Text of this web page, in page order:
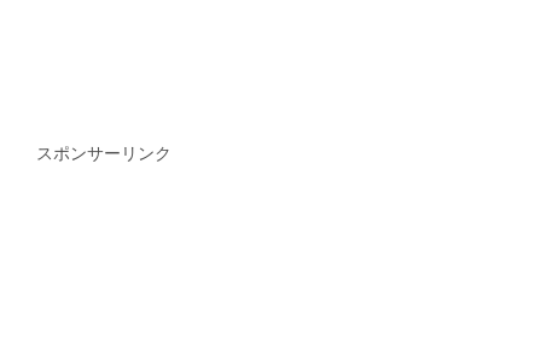
スポンサーリンク